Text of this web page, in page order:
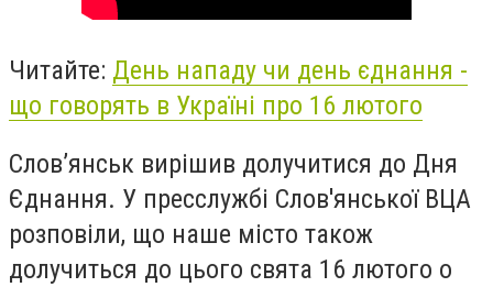
Читайте: День нападу чи день єднання -
що говорять в Україні про 16 лютого
Слов’янськ вирішив долучитися до Дня
Єднання. У пресслужбі Слов'янської ВЦА
розповіли, що наше місто також
долучиться до цього свята 16 лютого о